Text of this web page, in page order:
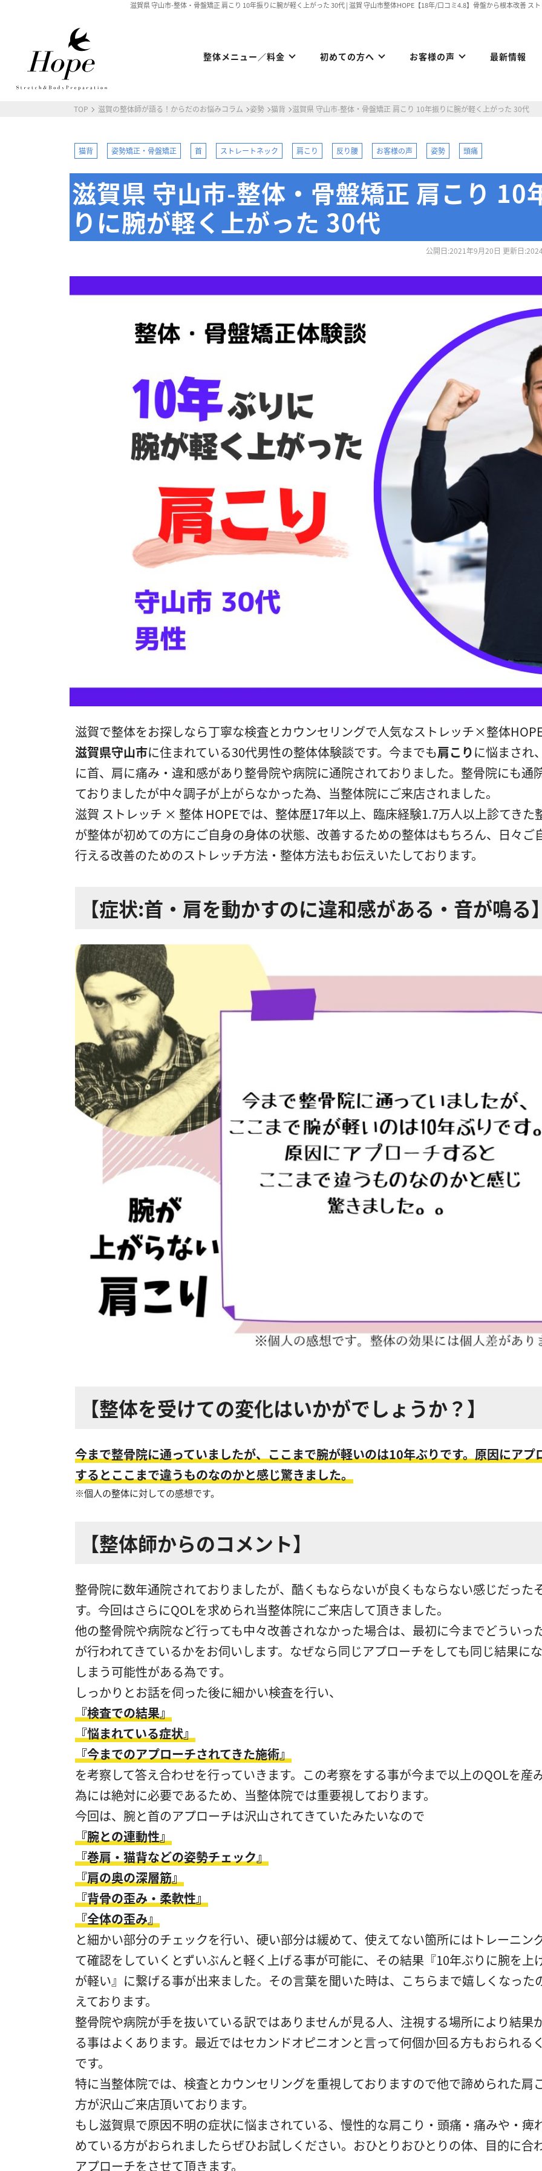
滋賀県 守山市-整体・骨盤矯正 肩こり 10年振りに腕が軽く上がった 30代 | 滋賀 守山市整体HOPE【18年/口コミ4.8】骨盤から根本改善 ス
整体メニュー／料金 初めての方へ お客様の声 最新情報
TOP 滋賀の整体師が語る！からだのお悩みコラム 姿勢 猫背 滋賀県 守山市-整体・骨盤矯正 肩こり 10年振りに腕が軽く上がった 30代
猫背 姿勢矯正・骨盤矯正 首 ストレートネック 肩こり 反り腰 お客様の声 姿勢 頭痛
滋賀県 守山市-整体・骨盤矯正 肩こり 10
りに腕が軽く上がった 30代
公開日:2021年9月20日 更新日
滋賀で整体をお探しなら丁寧な検査とカウンセリングで人気なストレッチ×整体
滋賀県守山市に住まれている30代男性の整体体験談です。今までも肩こりに悩まされ
に首、肩に痛み・違和感があり整骨院や病院に通院されておりました。整骨院にも通
ておりましたが中々調子が上がらなかった為、当整体院にご来店されました。
滋賀 ストレッチ × 整体 HOPEでは、整体歴17年以上、臨床経験1.7万人以上診てきた
が整体が初めての方にご自身の身体の状態、改善するための整体はもちろん、日々ご
行える改善のためのストレッチ方法・整体方法もお伝えいたしております。
【症状:首・肩を動かすのに違和感がある・音が鳴る】
【整体を受けての変化はいかがでしょうか？】
今まで整骨院に通っていましたが、ここまで腕が軽いのは10年ぶりです。原因にアプ
するとここまで違うものなのかと感じ驚きました。
※個人の整体に対しての感想です。
【整体師からのコメント】
整骨院に数年通院されておりましたが、酷くもならないが良くもならない感じだった
す。今回はさらにQOLを求められ当整体院にご来店して頂きました。
他の整骨院や病院など行っても中々改善されなかった場合は、最初に今までどういっ
が行われてきているかをお伺いします。なぜなら同じアプローチをしても同じ結果に
しまう可能性がある為です。
しっかりとお話を伺った後に細かい検査を行い、
『検査での結果』
『悩まれている症状』
『今までのアプローチされてきた施術』
を考察して答え合わせを行っていきます。この考察をする事が今まで以上のQOLを産
為には絶対に必要であるため、当整体院では重要視しております。
今回は、腕と首のアプローチは沢山されてきていたみたいなので
『腕との連動性』
『巻肩・猫背などの姿勢チェック』
『肩の奥の深層筋』
『背骨の歪み・柔軟性』
『全体の歪み』
と細かい部分のチェックを行い、硬い部分は緩めて、使えてない箇所にはトレーニン
て確認をしていくとずいぶんと軽く上げる事が可能に、その結果『10年ぶりに腕を上
が軽い』に繋げる事が出来ました。その言葉を聞いた時は、こちらまで嬉しくなった
えております。
整骨院や病院が手を抜いている訳ではありませんが見る人、注視する場所により結果
る事はよくあります。最近ではセカンドオピニオンと言って何個か回る方もおられる
です。
特に当整体院では、検査とカウンセリングを重視しておりますので他で諦められた肩
方が沢山ご来店頂いております。
もし滋賀県で原因不明の症状に悩まされている、慢性的な肩こり・頭痛・痛みや・痺
めている方がおられましたらぜひお試しください。おひとりおひとりの体、目的に合
アプローチをさせて頂きます。
LINE予約の流れ
キャンセルについて
オンライン問診
骨盤矯正・姿勢矯正